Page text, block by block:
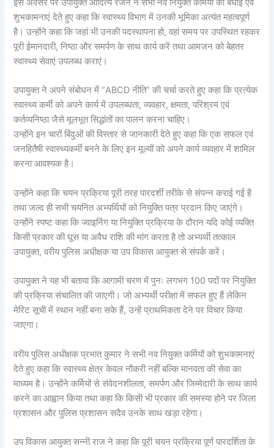
इस अवसर पर उपायुक्त आदित्य रंजन ने सभी नव नियुक्त कर्मियों को बधाई एवं
शुभकामनाएं देते हुए कहा कि स्वास्थ्य विभाग में उनकी भूमिका अत्यंत महत्वपूर्ण
है। उन्होंने कहा कि जहां भी उनकी पदस्थापना हो, वहां समय पर उपस्थित रहकर
पूरी ईमानदारी, निष्ठा और समर्पण के साथ कार्य करें तथा आमजन को बेहतर
स्वास्थ्य सेवाएं उपलब्ध कराएं।
उपायुक्त ने अपने संबोधन में “ABCD नीति” की चर्चा करते हुए कहा कि प्रत्येक
स्वास्थ्य कर्मी को अपने कार्य में उपलब्धता, व्यवहार, क्षमता, परिश्रम एवं
कर्तव्यनिष्ठा जैसे मूलभूत सिद्धांतों का पालन करना चाहिए।
उन्होंने इन चारों बिंदुओं की विस्तार से जानकारी देते हुए कहा कि एक सफल एवं
जनहितैषी स्वास्थ्यकर्मी बनने के लिए इन मूल्यों को अपने कार्य व्यवहार में शामिल
करना आवश्यक है।
उन्होंने कहा कि चयन प्रक्रिया पूरी तरह पारदर्शी तरीके से संपन्न कराई गई है
तथा जल्द ही सभी चयनित अभ्यर्थियों को नियुक्ति पत्र प्रदान किए जाएंगे।
उन्होंने स्पष्ट कहा कि ज्वाइनिंग या नियुक्ति प्रक्रिया के दौरान यदि कोई व्यक्ति
किसी प्रकार की घूस या अवैध राशि की मांग करता है तो अभ्यर्थी तत्काल
उपायुक्त, वरीय पुलिस अधीक्षक या उप विकास आयुक्त से संपर्क करें।
उपायुक्त ने यह भी बताया कि आगामी चरण में पुनः लगभग 100 पदों पर नियुक्ति
की प्रक्रिया संचालित की जाएगी। जो अभ्यर्थी परीक्षा में सफल हुए हैं लेकिन
मेरिट सूची में स्थान नहीं बना सके हैं, उन्हें प्राथमिकता देने पर विचार किया
जाएगा।
वरीय पुलिस अधीक्षक प्रभात कुमार ने सभी नव नियुक्त कर्मियों को शुभकामनाएं
देते हुए कहा कि स्वास्थ्य क्षेत्र केवल नौकरी नहीं बल्कि मानवता की सेवा का
माध्यम है। उन्होंने कर्मियों से संवेदनशीलता, समर्पण और जिम्मेदारी के साथ कार्य
करने का आह्वान किया तथा कहा कि किसी भी प्रकार की समस्या होने पर जिला
प्रशासन और पुलिस प्रशासन सदैव उनके साथ खड़ा रहेगा।
उप विकास आयुक्त सन्नी राज ने कहा कि पूरी चयन प्रक्रिया पूर्ण पारदर्शिता के